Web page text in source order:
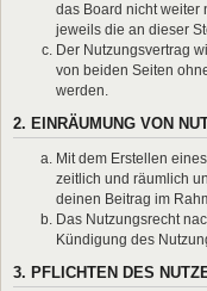
das Board nicht weiter
jeweils die an dieser
Der Nutzungsvertrag
von beiden Seiten
werden.
2. EINRÄUMUNG VON
Mit dem Erstellen
zeitlich und räumlich
deinen Beitrag im
Das Nutzungsrecht
Kündigung des
3. PFLICHTEN DES